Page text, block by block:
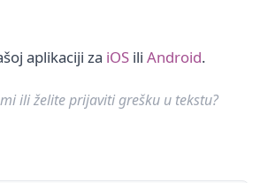
aplikaciji za iOS ili Android.
ili želite prijaviti grešku u tekstu?